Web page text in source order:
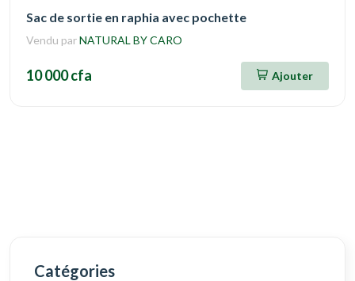
Sac de sortie en raphia avec pochette
Vendu parNATURAL BY CARO
10 000 cfa Ajouter
Catégories